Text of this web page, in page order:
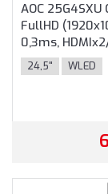
AOC
FullHD
0,3ms,
Fekete színben
24,5" WLED